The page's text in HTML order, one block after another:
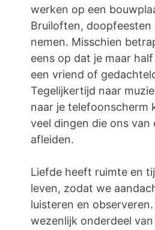
werken op een
Bruiloften, doopfeesten
nemen. Misschien
eens op dat je maar
een vriend of
Tegelijkertijd naar
naar je telefoonscherm
veel dingen die ons van
afleiden.
Liefde heeft ruimte en
leven, zodat we
luisteren en
wezenlijk onderdeel